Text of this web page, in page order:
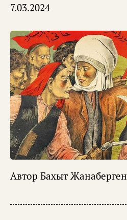
7.03.2024
Автор Бахыт Жанаберген